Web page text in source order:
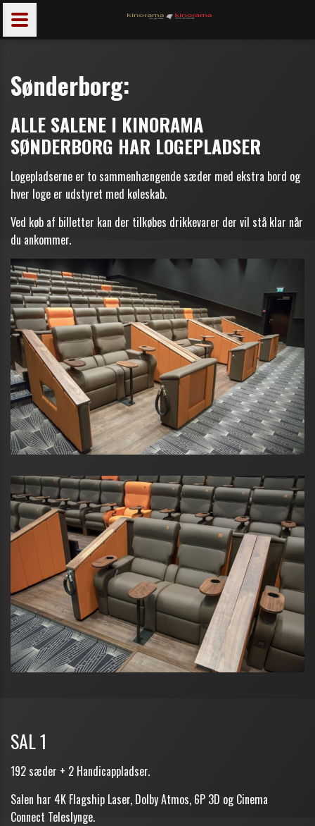
Sønderborg:
ALLE SALENE I KINORAMA
SØNDERBORG HAR LOGEPLADSER
Logepladserne er to sammenhængende sæder med ekstra bord og
hver loge er udstyret med køleskab.
Ved køb af billetter kan der tilkøbes drikkevarer der vil stå klar når
du ankommer.
SAL 1
192 sæder + 2 Handicappladser.
Salen har 4K Flagship Laser, Dolby Atmos, 6P 3D og Cinema
Connect Teleslynge.